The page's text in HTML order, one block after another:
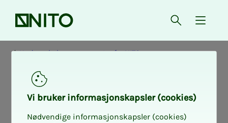
Forsiden Åpne søk
{
Undersøkelser og rapporter fra NITO
Vi bru­ker in­for­ma­sjons­kaps­ler (cookies)
Nødvendige informasjonskapsler (cookies)